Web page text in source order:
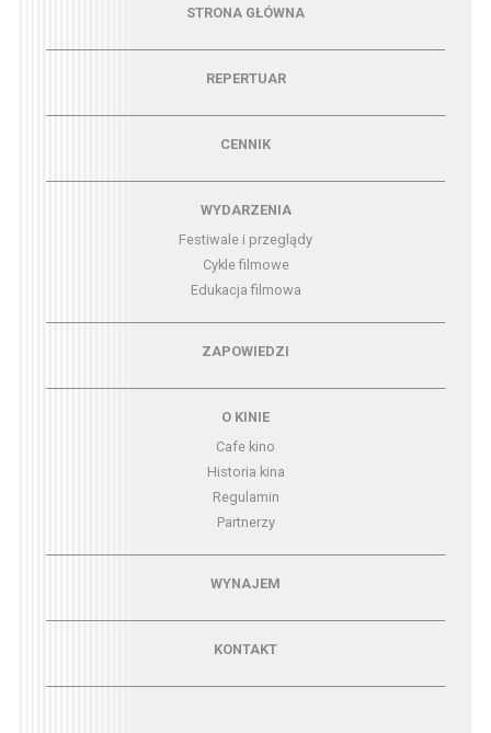
Menu - strona główna
STRONA GŁÓWNA
Menu - repertuarREPERTUAR
CENNIK
Menu - wydarzeniaWYDARZENIA
Festiwale i przeglądy
Cykle filmowe
Edukacja filmowa
Menu - zapowiedziZAPOWIEDZI
O KINIE
Cafe kino
Historia kina
Regulamin
Partnerzy
Menu - wynajemWYNAJEM
KONTAKT